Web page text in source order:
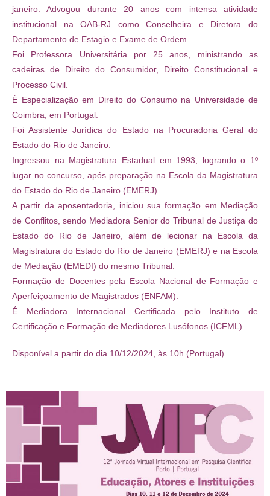
janeiro. Advogou durante 20 anos com intensa atividade
institucional na OAB-RJ como Conselheira e Diretora do
Departamento de Estagio e Exame de Ordem.
Foi Professora Universitária por 25 anos, ministrando as
cadeiras de Direito do Consumidor, Direito Constitucional e
Processo Civil.
É Especialização em Direito do Consumo na Universidade de
Coimbra, em Portugal.
Foi Assistente Jurídica do Estado na Procuradoria Geral do
Estado do Rio de Janeiro.
Ingressou na Magistratura Estadual em 1993, logrando o 1º
lugar no concurso, após preparação na Escola da Magistratura
do Estado do Rio de Janeiro (EMERJ).
A partir da aposentadoria, iniciou sua formação em Mediação
de Conflitos, sendo Mediadora Senior do Tribunal de Justiça do
Estado do Rio de Janeiro, além de lecionar na Escola da
Magistratura do Estado do Rio de Janeiro (EMERJ) e na Escola
de Mediação (EMEDI) do mesmo Tribunal.
Formação de Docentes pela Escola Nacional de Formação e
Aperfeiçoamento de Magistrados (ENFAM).
É Mediadora Internacional Certificada pelo Instituto de
Certificação e Formação de Mediadores Lusófonos (ICFML)
Disponível a partir do dia 10/12/2024, às 10h (Portugal)